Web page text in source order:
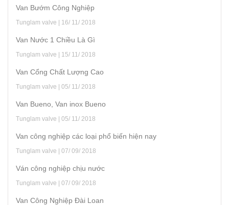
Van Bướm Công Nghiệp
Tunglam valve | 16/ 11/ 2018
Van Nước 1 Chiều Là Gì
Tunglam valve | 15/ 11/ 2018
Van Cổng Chất Lượng Cao
Tunglam valve | 05/ 11/ 2018
Van Bueno, Van inox Bueno
Tunglam valve | 05/ 11/ 2018
Van công nghiệp các loại phổ biến hiện nay
Tunglam valve | 07/ 09/ 2018
Ván công nghiệp chịu nước
Tunglam valve | 07/ 09/ 2018
Van Công Nghiệp Đài Loan